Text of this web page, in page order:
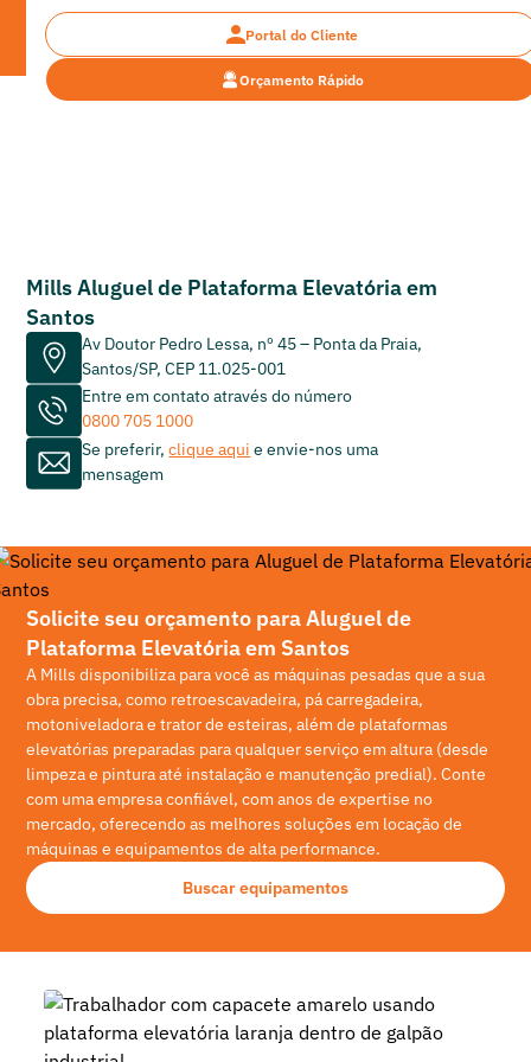
Orçamento Rápido
Portal do Cliente
Mills Aluguel de Plataforma Elevatória em
Santos
Av Doutor Pedro Lessa, nº 45 – Ponta da Praia,
Santos/SP, CEP 11.025-001
Entre em contato através do número
0800 705 1000
Se preferir,clique aqui e envie-nos uma
mensagem
Solicite seu orçamento para Aluguel de
Plataforma Elevatória em Santos
A Mills disponibiliza para você as máquinas pesadas que a sua
obra precisa, como retroescavadeira, pá carregadeira,
motoniveladora e trator de esteiras, além de plataformas
elevatórias preparadas para qualquer serviço em altura (desde
limpeza e pintura até instalação e manutenção predial). Conte
com uma empresa confiável, com anos de expertise no
mercado, oferecendo as melhores soluções em locação de
máquinas e equipamentos de alta performance.
Buscar equipamentos